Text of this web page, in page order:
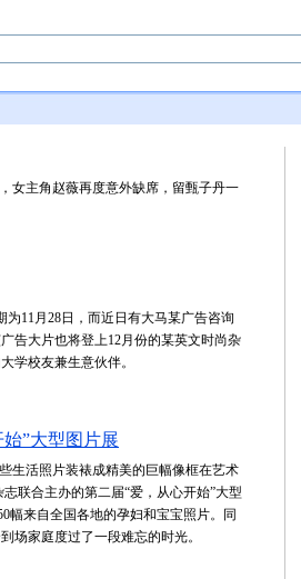
女主角赵薇再度意外缺席，留甄子丹一
11月28日，而近日有大马某广告咨询
告大片也将登上12月份的某英文时尚杂
学校友兼生意伙伴。
”大型图片展
生活照片装裱成精美的巨幅像框在艺术
联合主办的第二届“爱，从心开始”大型
幅来自全国各地的孕妇和宝宝照片。同
场家庭度过了一段难忘的时光。